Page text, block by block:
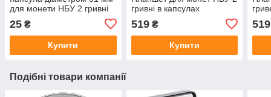
для монети НБУ 2 гривні
25 ₴
Купити
гривні в капсулах
519₴
Купити
519
Подібні товари компанії